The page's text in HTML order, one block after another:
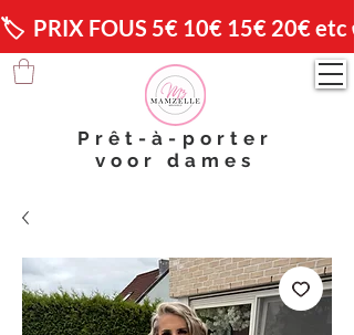
🏷️  PRIX FOUS 5€ 10€ 15€ 20€ etc
Prêt-à-porter
voor dames